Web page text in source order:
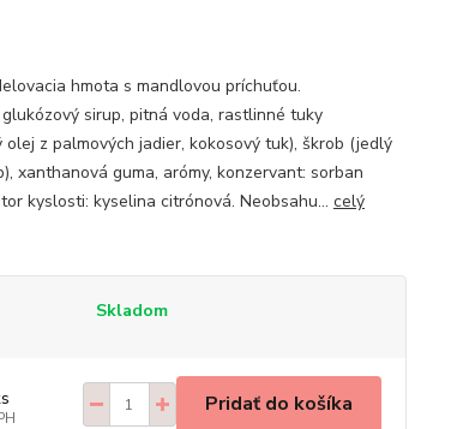
hmota s mandlovou príchuťou.
sirup, pitná voda, rastlinné tuky
olej z palmových jadier, kokosový tuk), škrob (jedlý
xanthanová guma, arómy, konzervant: sorban
kyslosti: kyselina citrónová. Neobsahu... celý
Skladom
Pridať do košíka